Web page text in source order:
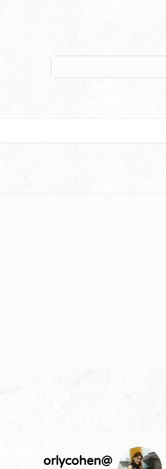
@
orlycohen